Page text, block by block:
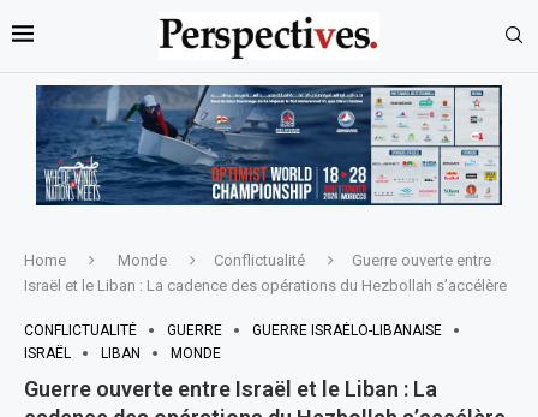
Home Monde Conflictualité
Guerre ouverte entre
Israël et le Liban : La cadence des opérations du Hezbollah s’accélère
CONFLICTUALITÉ GUERRE
GUERRE ISRAÉLO-LIBANAISE
ISRAËL
LIBAN MONDE
Guerre ouverte entre Israël et le Liban : La